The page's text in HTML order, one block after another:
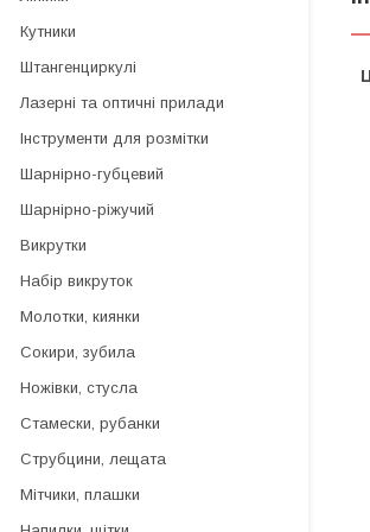
Кутники
Штангенциркулі
Лазерні та оптичні прилади
Інструменти для розмітки
Шарнірно-губцевий
Шарнірно-ріжучий
Викрутки
Набір викруток
Молотки, киянки
Сокири, зубила
Ножівки, стусла
Стамески, рубанки
Струбцини, лещата
Мітчики, плашки